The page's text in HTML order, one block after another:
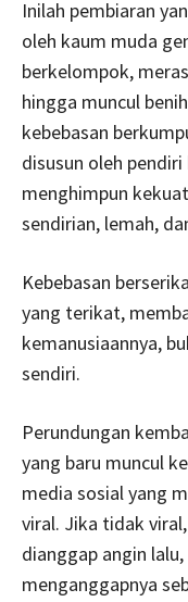
Inilah pembiaran
oleh kaum muda
berkelompok,
hingga muncul
kebebasan
disusun oleh
menghimpun
sendirian, lemah,
Kebebasan
yang terikat,
kemanusiaannya,
sendiri.
Perundungan
yang baru muncul
media sosial yang
viral. Jika tidak
dianggap angin
menganggapnya